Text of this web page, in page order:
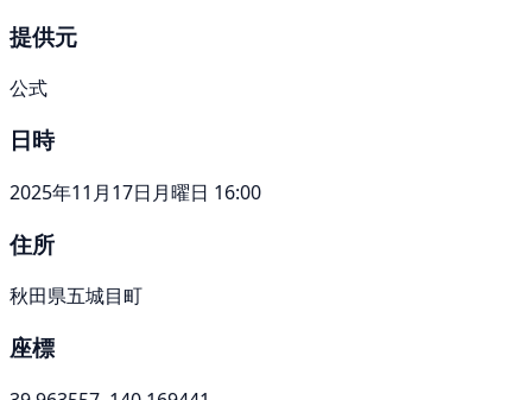
提供元
公式
日時
2025年11月17日月曜日 16:00
住所
秋田県五城目町
座標